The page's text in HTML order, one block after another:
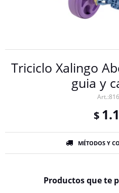
Triciclo Xalingo
guia y
$
MÉTODOS Y
Productos que te